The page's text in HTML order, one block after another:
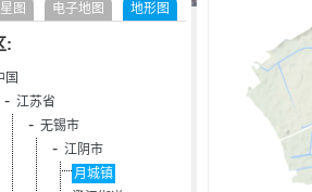
星图 电子地图 地形图
:
国
江苏省
无锡市
江阴市
月城镇